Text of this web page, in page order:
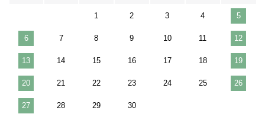
1 2 3 4 5
6 7 8 9 10 11 12
13 14 15 16 17 18 19
20 21 22 23 24 25 26
27 28 29 30